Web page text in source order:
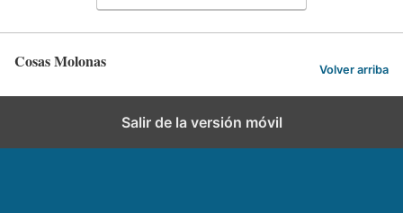
Cosas Molonas Volver arriba
Salir de la versión móvil